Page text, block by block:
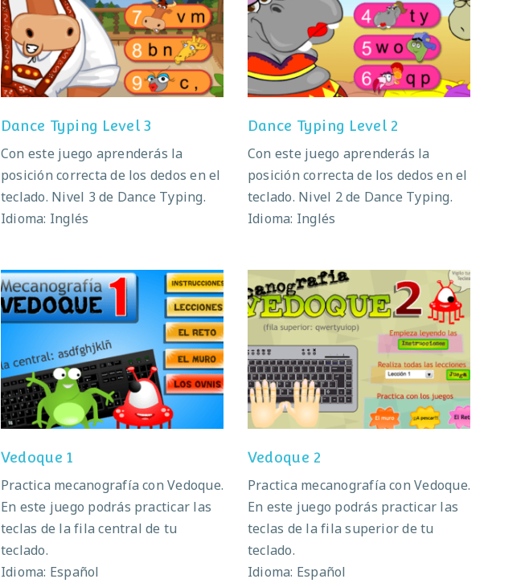
Dance Typing Level 3
Dance Typing Level 3
Con este juego aprenderás la
posición correcta de los dedos en el
teclado. Nivel 3 de Dance Typing.
Idioma: Inglés
Dance Typing Level 2
Dance Typing Level 2
Con este juego aprenderás la
posición correcta de los dedos en el
teclado. Nivel 2 de Dance Typing.
Idioma: Inglés
Vedoque 1
Vedoque 1
Practica mecanografía con Vedoque.
En este juego podrás practicar las
teclas de la fila central de tu
teclado.
Idioma: Español
Vedoque 2
Vedoque 2
Practica mecanografía con Vedoque.
En este juego podrás practicar las
teclas de la fila superior de tu
teclado.
Idioma: Español